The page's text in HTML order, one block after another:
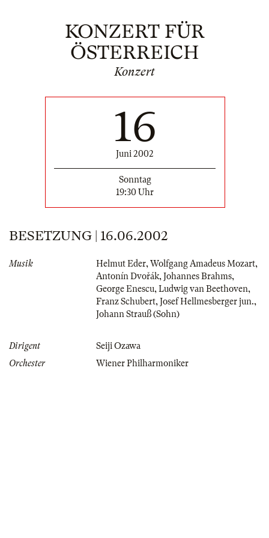
KONZERT FÜR
ÖSTERREICH
Konzert
16
Juni 2002
Sonntag
19:30 Uhr
BESETZUNG | 16.06.2002
Musik Helmut Eder,Wolfgang Amadeus Mozart,
Antonín Dvořák,Johannes Brahms,
George Enescu,Ludwig van Beethoven,
Franz Schubert,Josef Hellmesberger jun.,
Johann Strauß (Sohn)
Dirigent
Seiji Ozawa
Orchester
Wiener Philharmoniker